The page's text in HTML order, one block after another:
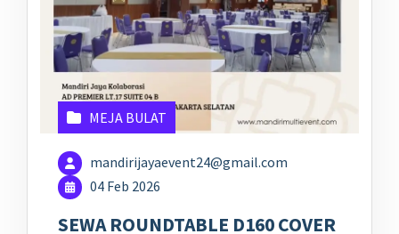
MEJA BULAT
mandirijayaevent24@gmail.com
04 Feb 2026
SEWA ROUNDTABLE D160 COVER